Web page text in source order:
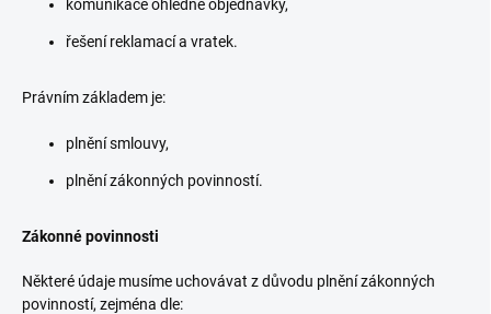
komunikace ohledně objednávky,
řešení reklamací a vratek.
Právním základem je:
plnění smlouvy,
plnění zákonných povinností.
Zákonné povinnosti
Některé údaje musíme uchovávat z důvodu plnění zákonných
povinností, zejména dle: